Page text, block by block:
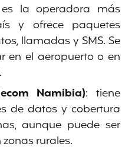
la operadora más
y ofrece paquetes
llamadas y SMS. Se
en el aeropuerto o en
Namibia): tiene
de datos y cobertura
aunque puede ser
rurales.